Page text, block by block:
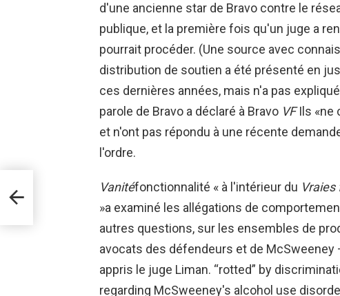
d'une ancienne star de Bravo contre le
publique, et la première fois qu'un juge a
pourrait procéder. (Une source avec
distribution de soutien a été présenté en
ces dernières années, mais n'a pas
parole de Bravo a déclaré à Bravo VFIls «ne
et n'ont pas répondu à une récente
l'ordre.
Vanitéfonctionnalité « à l'intérieur du
»a examiné les allégations de
autres questions, sur les ensembles de
avocats des défendeurs et de
appris le juge Liman. “rotted” by
regarding McSweeney's alcohol use